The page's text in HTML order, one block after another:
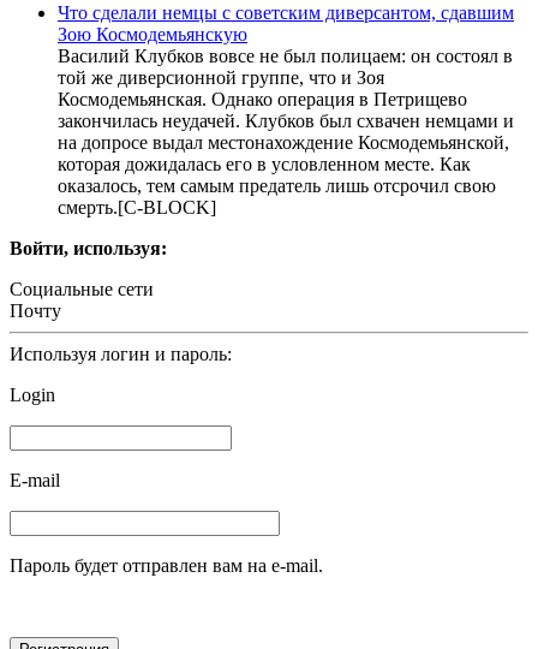
Что сделали немцы с советским диверсантом, сдавшим
Зою Космодемьянскую
Василий Клубков вовсе не был полицаем: он состоял в
той же диверсионной группе, что и Зоя
Космодемьянская. Однако операция в Петрищево
закончилась неудачей. Клубков был схвачен немцами и
на допросе выдал местонахождение Космодемьянской,
которая дожидалась его в условленном месте. Как
оказалось, тем самым предатель лишь отсрочил свою
смерть.[С-BLOCK]
Войти, используя:
Социальные сети
Почту
Используя логин и пароль:
Login
E-mail
Пароль будет отправлен вам на e-mail.